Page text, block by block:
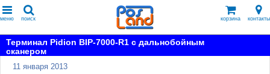
меню поиск корзина контакты
Терминал Pidion BIP-7000-R1 с дальнобойным
сканером
11 января 2013